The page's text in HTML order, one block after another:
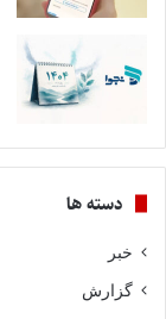
دسته ها
خبر
گزارش